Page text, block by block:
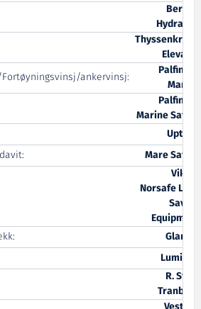
Bergen
Hydraulic
Thyssenkrupp
Elevator
ankervinsj:
Palfinger
Marine
Palfinger
Marine Safety
Uptime
Mare Safety
Viking
Norsafe Life-
Saving
Equipment
Glamox
Luminell
R. Stahl
Tranberg